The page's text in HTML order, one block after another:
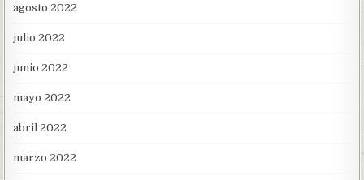
agosto 2022
julio 2022
junio 2022
mayo 2022
abril 2022
marzo 2022